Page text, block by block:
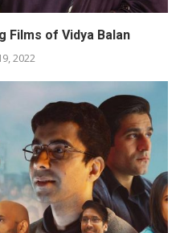
Films of Vidya Balan
2022